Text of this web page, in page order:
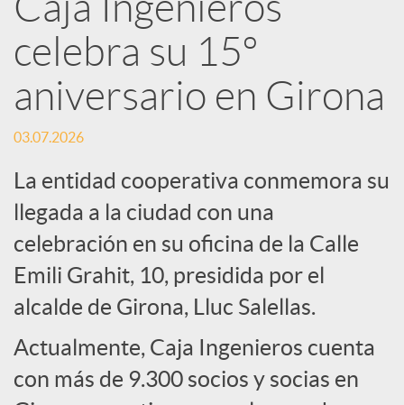
R
e
d
e
s
S
o
celebra su 15º
aniversario en Girona
03.07.2026
La entidad cooperativa conmemora su
llegada a la ciudad con una
celebración en su oficina de la Calle
Emili Grahit, 10, presidida por el
alcalde de Girona, Lluc Salellas.
Actualmente, Caja Ingenieros cuenta
con más de 9.300 socios y socias en